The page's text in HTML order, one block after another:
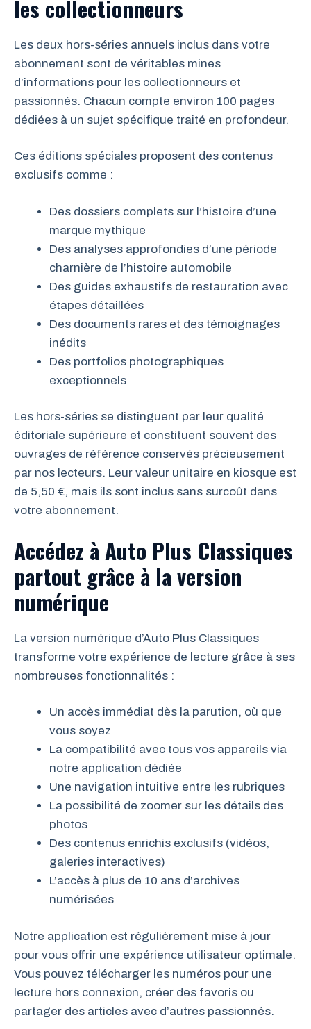
les collectionneurs
Les deux hors-séries annuels inclus dans votre
abonnement sont de véritables mines
d’informations pour les collectionneurs et
passionnés. Chacun compte environ 100 pages
dédiées à un sujet spécifique traité en profondeur.
Ces éditions spéciales proposent des contenus
exclusifs comme :
Des dossiers complets sur l’histoire d’une
marque mythique
Des analyses approfondies d’une période
charnière de l’histoire automobile
Des guides exhaustifs de restauration avec
étapes détaillées
Des documents rares et des témoignages
inédits
Des portfolios photographiques
exceptionnels
Les hors-séries se distinguent par leur qualité
éditoriale supérieure et constituent souvent des
ouvrages de référence conservés précieusement
par nos lecteurs. Leur valeur unitaire en kiosque est
de 5,50 €, mais ils sont inclus sans surcoût dans
votre abonnement.
Accédez à Auto Plus Classiques
partout grâce à la version
numérique
La version numérique d’Auto Plus Classiques
transforme votre expérience de lecture grâce à ses
nombreuses fonctionnalités :
Un accès immédiat dès la parution, où que
vous soyez
La compatibilité avec tous vos appareils via
notre application dédiée
Une navigation intuitive entre les rubriques
La possibilité de zoomer sur les détails des
photos
Des contenus enrichis exclusifs (vidéos,
galeries interactives)
L’accès à plus de 10 ans d’archives
numérisées
Notre application est régulièrement mise à jour
pour vous offrir une expérience utilisateur optimale.
Vous pouvez télécharger les numéros pour une
lecture hors connexion, créer des favoris ou
partager des articles avec d’autres passionnés.